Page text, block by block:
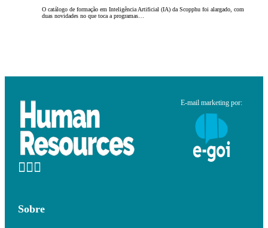
O catálogo de formação em Inteligência Artificial (IA) da Scopphu foi alargado, com
duas novidades no que toca a programas…
E-mail marketing por:
Sobre